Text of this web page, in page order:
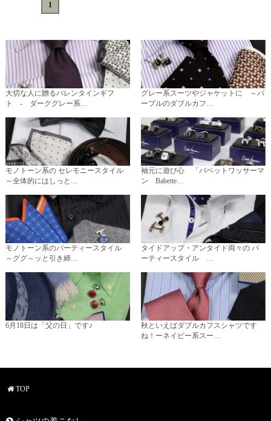
1
大切な人に贈るバレンタインギフ
ト - ダークグレー系…
グレー系スーツやジャケットに ～パ
ープルのダブルカフ…
モノトーン系の セレモニースタイル
～全体的にはしっと…
袖元に遊び心 「バベットワッサーマ
ン Babette…
モノトーン系のパーティースタイル
～ググ～ッと引き締…
タイドアップ・アンタイド両々の パ
ーティースタイル …
6月18日は「父の日」です♪
秋といえばダブルカフスシャツです
ね！ーネイビー系スー…
TOP